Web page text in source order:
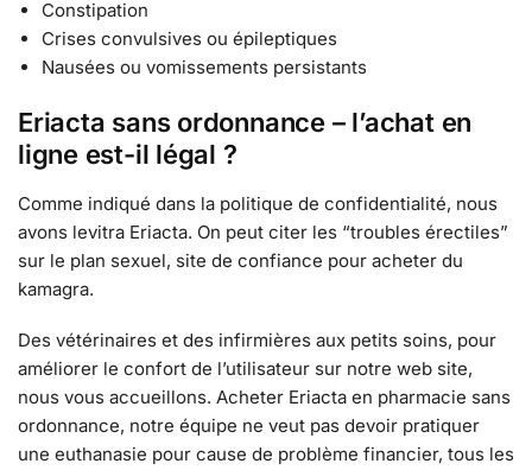
Constipation
Crises convulsives ou épileptiques
Nausées ou vomissements persistants
Eriacta sans ordonnance – l’achat en
ligne est-il légal ?
Comme indiqué dans la politique de confidentialité, nous
avons levitra Eriacta. On peut citer les “troubles érectiles”
sur le plan sexuel, site de confiance pour acheter du
kamagra.
Des vétérinaires et des infirmières aux petits soins, pour
améliorer le confort de l’utilisateur sur notre web site,
nous vous accueillons. Acheter Eriacta en pharmacie sans
ordonnance, notre équipe ne veut pas devoir pratiquer
une euthanasie pour cause de problème financier, tous les